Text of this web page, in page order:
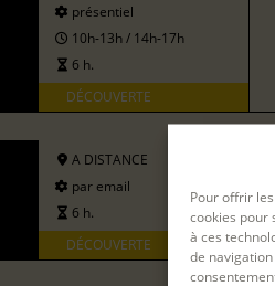
Pour offrir
cookies pour
à ces
de
présentiel
10h-13h / 14h-17h
6 h.
DÉCOUVERTE
A DISTANCE
par email
6 h.
DÉCOUVERTE